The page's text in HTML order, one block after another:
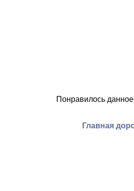
Понравилось
Главная